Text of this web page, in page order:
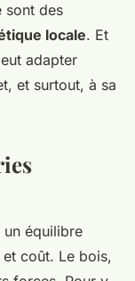
sont des
locale. Et
adapter
et surtout, à sa
un équilibre
coût. Le bois,